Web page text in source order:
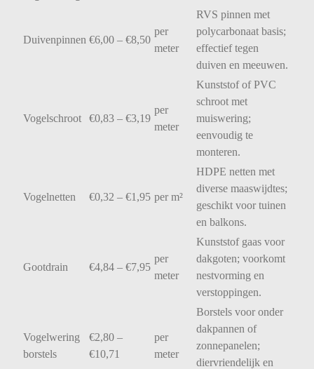
Duivenpinnen €6,00 – €8,50
per
meter
RVS pinnen met
polycarbonaat basis;
effectieftegen
duiven en meeuwen.
Vogelschroot €0,83 – €3,19
per
meter
KunststofofPVC
schroot met
muiswering;
eenvoudig te
monteren.
Vogelnetten €0,32 – €1,95 per m²
HDPE netten met
diverse maaswijdtes;
geschikt voor tuinen
en balkons.
Gootdrain €4,84 – €7,95
per
meter
Kunststof gaas voor
dakgoten; voorkomt
nestvorming en
verstoppingen.
Vogelwering
borstels
€2,80 –
€10,71
per
meter
Borstels voor onder
dakpannen of
zonnepanelen;
diervriendelijk en